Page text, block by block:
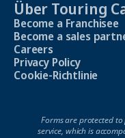
Über Touring
Become a Franchisee
Become a sales
Careers
Privacy Policy
Cookie-Richtlinie
Forms are protected to
service, which is